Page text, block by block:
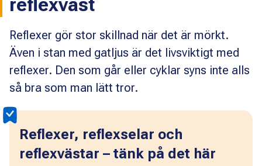
reflexväst
Reflexer gör stor skillnad när det är mörkt.
Även i stan med gatljus är det livsviktigt med
reflexer. Den som går eller cyklar syns inte alls
så bra som man lätt tror.
Reflexer, reflexselar och
reflexvästar – tänk på det här